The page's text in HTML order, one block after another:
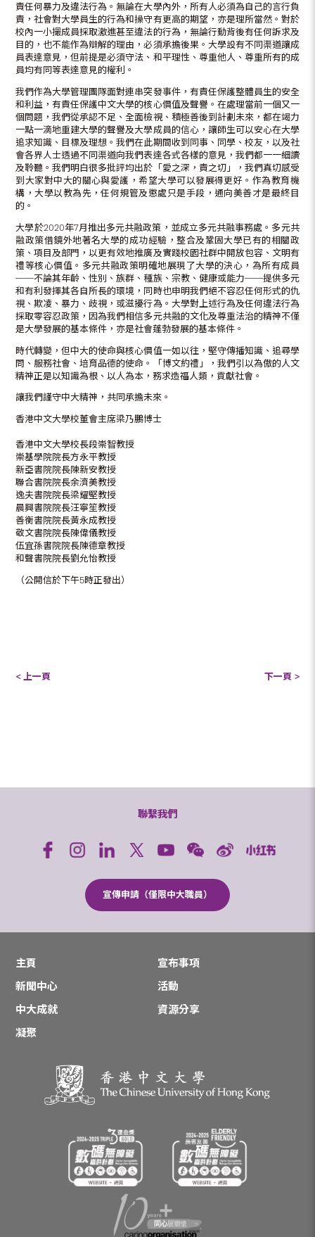
責任何暴力及違法行為。無論在大學內外，所有人必須為自己的言行負
責，社會對大學員生的行為和操守有更高的期望，亦是理所當然。對於
校內一小撮成員採取激進甚至違法的行為，無論行動背後有任何訴求及
目的，也不能作為辯解的理由，必須承擔後果。大學設有不同渠道讓成
員表達意見，但前提是必須守法、和平理性、尊重他人、尊重所有的成
員均有同等表達意見的權利。
我們作為大學管理團隊面對連串突發事件，有責任保護整體員生的安全
和利益，有責任保護中文大學的核心價值及聲譽。在處理當前一個又一
個問題，我們從承認不足、全面檢視、積極善後到計劃未來，都在竭力
一點一滴地重建大學的聲譽及大學成員的信心，讓師生可以安心在大學
追求知識、目標及理想。我們在此期間收到同事、同學、校友，以及社
會各界人士透過不同渠道向我們表達各式各樣的意見，我們都一一細讀
及聆聽。我們明白很多批評均出於「愛之深，責之切」，我們真切感受
到大家對中大的關心與愛護，希望大學可以發展得更好。作為教育機
構，大學以教為先，任何規管及懲處只是手段，通向美善才是最終目
的。
大學於2020年7月推出多元共融政策，並成立多元共融事務處。多元共
融政策借鏡外地著名大學的成功經驗，整合及鞏固大學已有的相關政
策、項目及部門，以更有效地推廣及實踐校園社群中開放包容、文明有
禮等核心價值。多元共融政策明確地展現了大學的決心，為所有成員
──不論其年齡、性別、族群、種族、宗教、健康或能力──提供多元
和有利發揮其各自所長的環境，同時也申明我們絕不容忍任何形式的仇
視、欺凌、暴力、歧視，或滋擾行為。大學對上述行為及任何違法行為
採取零容忍政策，因為我們相信多元共融的文化及尊重法治的精神不僅
是大學發展的基本條件，亦是社會蓬勃發展的基本條件。
時代轉變，但中大的使命與核心價值一如以往，堅守傳播知識、追尋學
問、服務社會、培育品德的使命。「博文約禮」，我們引以為傲的人文
精神正是以知識為根、以人為本，務求造福人類，貢獻社會。
讓我們謹守中大精神，共同承擔未來。
香港中文大學校董會主席梁乃鵬博士
香港中文大學校長段崇智教授
崇基學院院長方永平教授
新亞書院院長陳新安教授
聯合書院院長余濟美教授
逸夫書院院長梁耀堅教授
晨興書院院長汪寧笙教授
善衡書院院長黃永成教授
敬文書院院長陳偉儀教授
伍宜孫書院院長陳德章教授
和聲書院院長劉允怡教授
（公開信於下午5時正發出）
< 上一頁 下一頁 >
聯繫我們
宣傳申請（僅限中大職員）
主頁
宣布事項
新聞中心
活動
中大成就
資源分享
凝聚